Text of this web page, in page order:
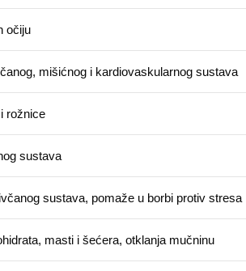
očiju
mišićnog i kardiovaskularnog sustava
rožnice
sustava
sustava, pomaže u borbi protiv stresa
masti i šećera, otklanja mučninu